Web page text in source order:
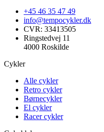
+45 46 35 47 49
info@tempocykler.dk
CVR: 33413505
Ringstedvej 11
4000 Roskilde
Cykler
Alle cykler
Retro cykler
Børnecykler
El cykler
Racer cykler